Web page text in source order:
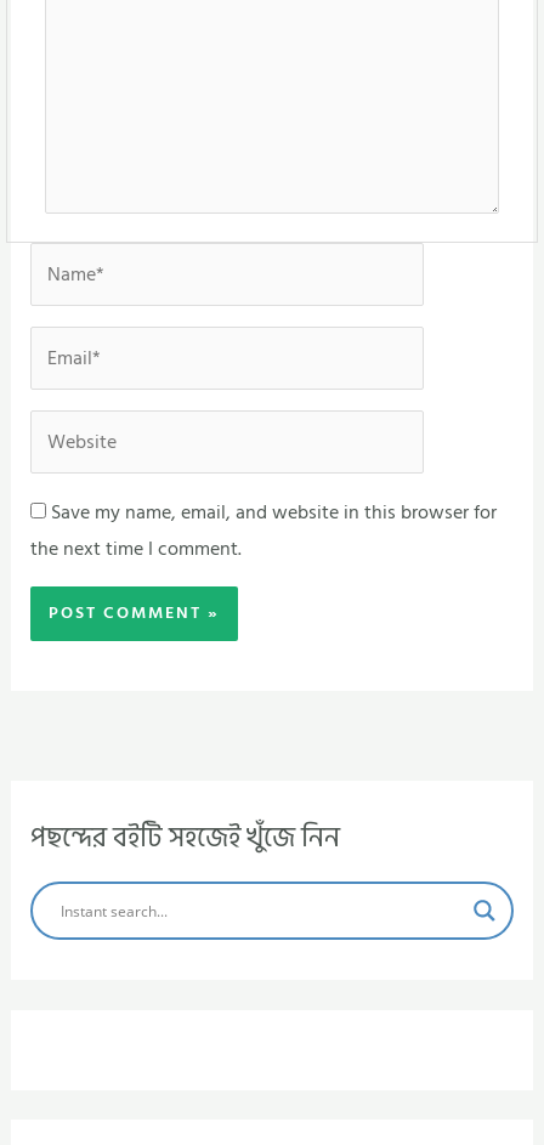
Name*
Email*
Website
Save my name, email, and website in this browser for
the next time I comment.
পছন্দের বইটি সহজেই খুঁজে নিন